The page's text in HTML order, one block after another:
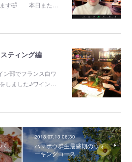
ます🤣 本日また…
ティング編
ン部でフランス白ワ
しました♪ワイン…
2018.07.13 06:30
ハマボウ群生最盛期のウォ
ーキングコース